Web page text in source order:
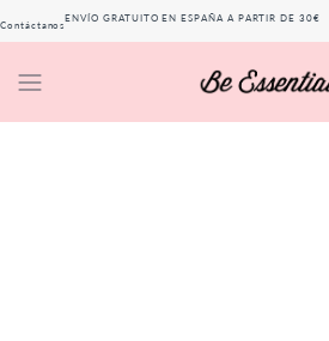
Contáctanos
ENVÍO GRATUITO EN ESPAÑA A PARTIR DE 30€